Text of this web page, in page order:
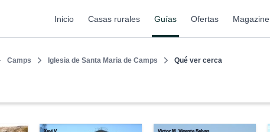
Inicio Casas rurales Guías Ofertas Magazine
Camps Iglesia de Santa Maria de Camps Qué ver cerca